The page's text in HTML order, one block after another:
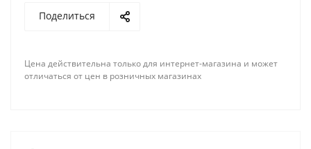
Поделиться
Цена действительна только для интернет-магазина и может
отличаться от цен в розничных магазинах